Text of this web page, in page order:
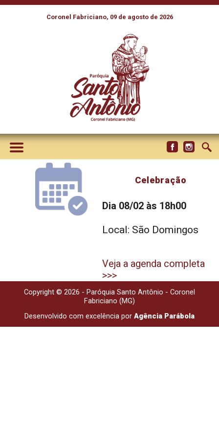
Coronel Fabriciano, 09 de agosto de 2026
Celebração
Dia 08/02 às 18h00
Local: São Domingos
Veja a agenda completa
>>>
Copyright © 2026 - Paróquia Santo Antônio - Coronel
Fabriciano (MG)
Desenvolvido com excelência por Agência Parábola